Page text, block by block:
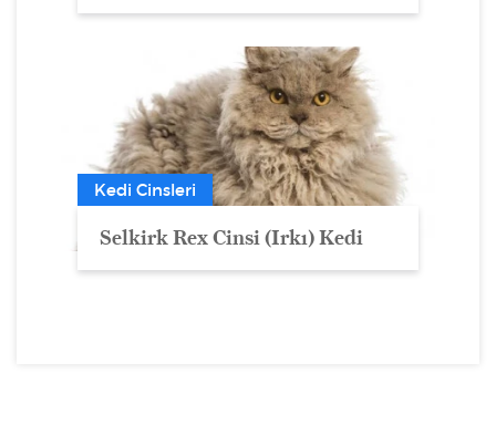
Kedi Cinsleri
Selkirk Rex Cinsi (Irkı) Kedi